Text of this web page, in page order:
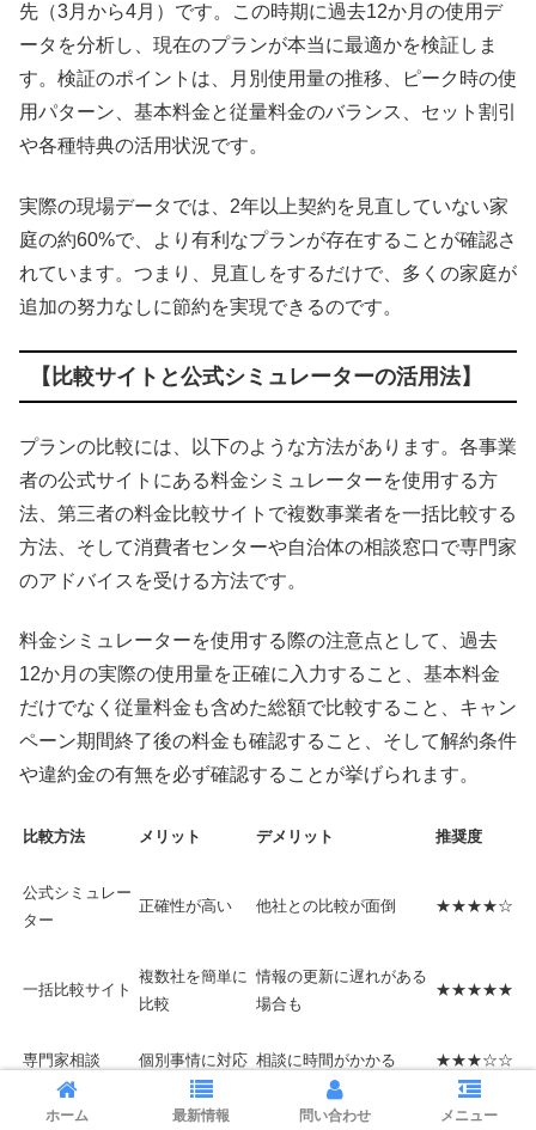
先（3月から4月）です。この時期に過去12か月の使用デ
ータを分析し、現在のプランが本当に最適かを検証しま
す。検証のポイントは、月別使用量の推移、ピーク時の使
用パターン、基本料金と従量料金のバランス、セット割引
や各種特典の活用状況です。
実際の現場データでは、2年以上契約を見直していない家
庭の約60%で、より有利なプランが存在することが確認さ
れています。つまり、見直しをするだけで、多くの家庭が
追加の努力なしに節約を実現できるのです。
【比較サイトと公式シミュレーターの活用法】
プランの比較には、以下のような方法があります。各事業
者の公式サイトにある料金シミュレーターを使用する方
法、第三者の料金比較サイトで複数事業者を一括比較する
方法、そして消費者センターや自治体の相談窓口で専門家
のアドバイスを受ける方法です。
料金シミュレーターを使用する際の注意点として、過去
12か月の実際の使用量を正確に入力すること、基本料金
だけでなく従量料金も含めた総額で比較すること、キャン
ペーン期間終了後の料金も確認すること、そして解約条件
や違約金の有無を必ず確認することが挙げられます。
比較方法 メリット デメリット 推奨度
公式シミュレー
ター
正確性が高い 他社との比較が面倒 ★★★★☆
一括比較サイト
複数社を簡単に
比較
情報の更新に遅れがある
場合も
★★★★★
専門家相談 個別事情に対応 相談に時間がかかる ★★★☆☆
ホーム 最新情報 問い合わせ メニュー